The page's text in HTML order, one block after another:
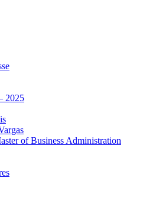
2025
of Business Administration